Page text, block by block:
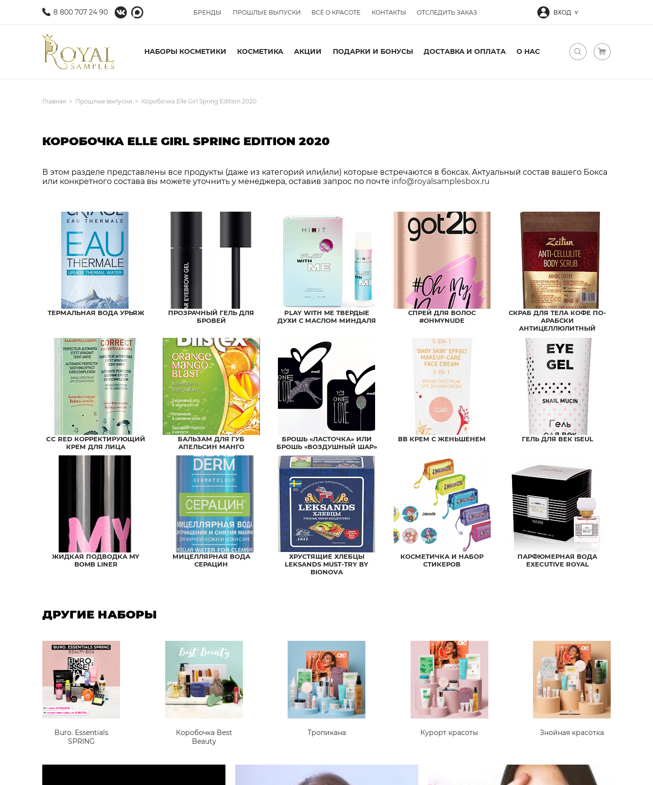
8 800 707 24 90 БРЕНДЫ ПРОШЛЫЕ ВЫПУСКИ ВСЁ О КРАСОТЕ КОНТАКТЫ ОТСЛЕДИТЬ ЗАКАЗ ВХОД
НАБОРЫ КОСМЕТИКИ КОСМЕТИКА АКЦИИ ПОДАРКИ И БОНУСЫ ДОСТАВКА И ОПЛАТА О НАС
Главная Прошлые выпуски Коробочка Elle Girl Spring Edition 2020
КОРОБОЧКА ELLE GIRL SPRING EDITION 2020
В этом разделе представлены все продукты (даже из категорий или/или) которые встречаются в боксах. Актуальный состав вашего Бокса
или конкретного состава вы можете уточнить у менеджера, оставив запрос по почте info@royalsamplesbox.ru
ТЕРМАЛЬНАЯ ВОДА УРЬЯЖ
ПРОЗРАЧНЫЙ ГЕЛЬ ДЛЯ
БРОВЕЙ
PLAY WITH ME ТВЕРДЫЕ
ДУХИ С МАСЛОМ МИНДАЛЯ
СПРЕЙ ДЛЯ ВОЛОС
#OHMYNUDE
СКРАБ ДЛЯ ТЕЛА КОФЕ ПО-
АРАБСКИ
АНТИЦЕЛЛЮЛИТНЫЙ
CC RED КОРРЕКТИРУЮЩИЙ
КРЕМ ДЛЯ ЛИЦА
БАЛЬЗАМ ДЛЯ ГУБ
АПЕЛЬСИН МАНГО
БРОШЬ «ЛАСТОЧКА» ИЛИ
БРОШЬ «ВОЗДУШНЫЙ ШАР»
ВВ КРЕМ С ЖЕНЬШЕНЕМ ГЕЛЬ ДЛЯ ВЕК ISEUL
ЖИДКАЯ ПОДВОДКА MY
BOMB LINER
МИЦЕЛЛЯРНАЯ ВОДА
СЕРАЦИН
ХРУСТЯЩИЕ ХЛЕБЦЫ
LEKSANDS MUST-TRY BY
BIONOVA
КОСМЕТИЧКА И НАБОР
СТИКЕРОВ
ПАРФЮМЕРНАЯ ВОДА
EXECUTIVE ROYAL
ДРУГИЕ НАБОРЫ
Buro. Essentials
SPRING
Коробочка Best
Beauty
Тропикана Курорт красоты Знойная красотка